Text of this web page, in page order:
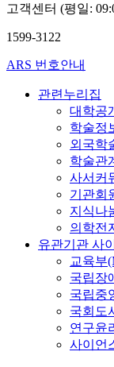
고객센터 (평일:
1599-3122
ARS 번호안내
관련누리집
대학공
학술정
외국학
학술관
사서커
기관회
지식나
의학전
유관기관 사
교육부
국립장
국립중
국회도
연구윤
사이언